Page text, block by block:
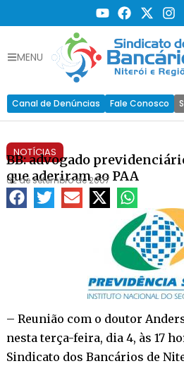
MENU
Canal de Denúncias Fale Conosco
NOTÍCIAS
BB: advogado
que aderiram ao PAA
02 de setembro de 2007
– Reunião com o doutor
nesta terça-feira, dia 4, às 17
Sindicato dos Bancários de